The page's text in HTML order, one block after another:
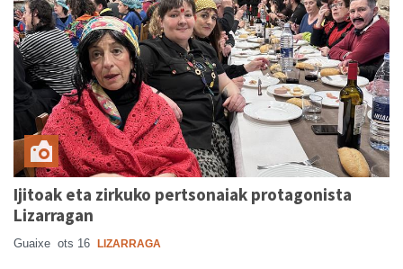
Ijitoak eta zirkuko pertsonaiak protagonista
Lizarragan
Guaixe ots 16 LIZARRAGA